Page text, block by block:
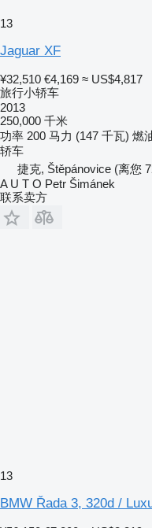
13
Jaguar XF
¥32,510 €4,169 ≈ US$4,817
旅行小轿车
2013
250,000 千米
功率 200 马力 (147 千瓦) 燃
轿车
捷克, Štěpánovice (离您
A U T O Petr Šimánek
联系卖方
13
BMW Řada 3, 320d /